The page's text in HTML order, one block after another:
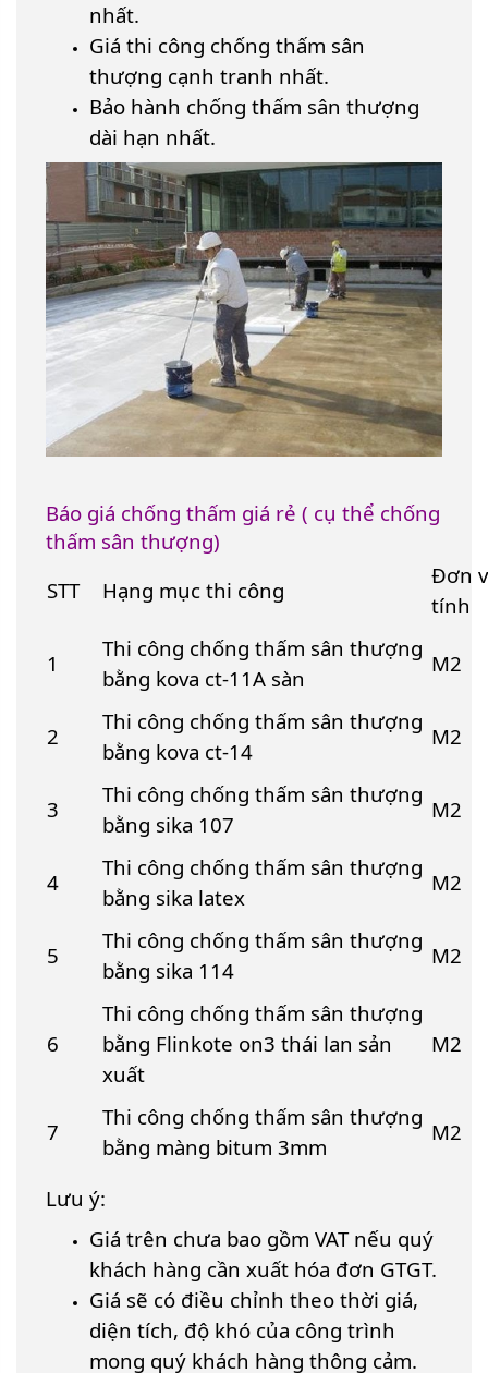
nhất.
Giá thi công chống thấm sân
thượng cạnh tranh nhất.
Bảo hành chống thấm sân thượng
dài hạn nhất.
Báo giá chống thấm giá rẻ ( cụ thể chống
thấm sân thượng)
STT
Hạng mục thi công
Đơn
tính
1
Thi công chống thấm sân thượng
bằng kova ct-11A sàn
M2
2
Thi công chống thấm sân thượng
bằng kova ct-14
M2
3
Thi công chống thấm sân thượng
bằng sika 107
M2
4
Thi công chống thấm sân thượng
bằng sika latex
M2
5
Thi công chống thấm sân thượng
bằng sika 114
M2
6
Thi công chống thấm sân thượng
bằng Flinkote on3 thái lan sản
xuất
M2
7
Thi công chống thấm sân thượng
bằng màng bitum 3mm
M2
Lưu ý:
Giá trên chưa bao gồm VAT nếu quý
khách hàng cần xuất hóa đơn GTGT.
Giá sẽ có điều chỉnh theo thời giá,
diện tích, độ khó của công trình
mong quý khách hàng thông cảm.